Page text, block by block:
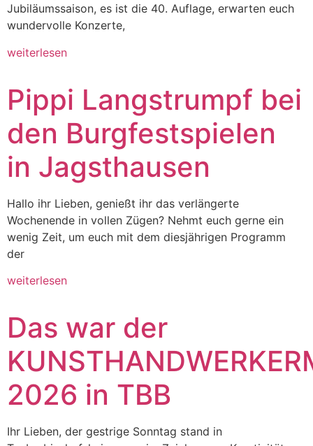
Jubiläumssaison, es ist die 40. Auflage, erwarten euch
wundervolle Konzerte,
weiterlesen
Pippi Langstrumpf bei
den Burgfestspielen
in Jagsthausen
Hallo ihr Lieben, genießt ihr das verlängerte
Wochenende in vollen Zügen? Nehmt euch gerne ein
wenig Zeit, um euch mit dem diesjährigen Programm
der
weiterlesen
Das war der
2026 in TBB
Ihr Lieben, der gestrige Sonntag stand in